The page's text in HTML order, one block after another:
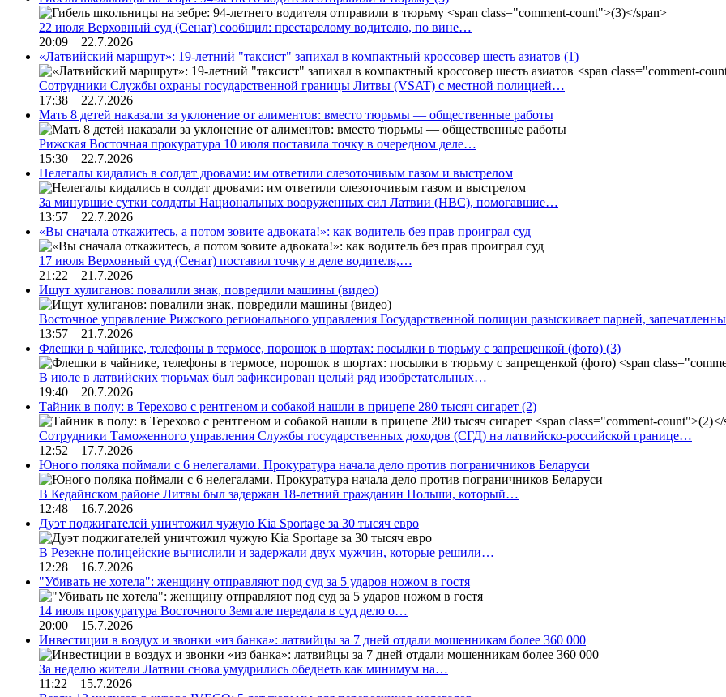
22 июля Верховный суд (Сенат) сообщил: престарелому водителю, по вине…
20:09 22.7.2026
«Латвийский маршрут»: 19-летний "таксист" запихал в компактный кроссовер шесть азиатов (1)
Сотрудники Службы охраны государственной границы Литвы (VSAT) с местной полицией…
17:38 22.7.2026
Мать 8 детей наказали за уклонение от алиментов: вместо тюрьмы — общественные работы
Рижская Восточная прокуратура 10 июля поставила точку в очередном деле…
15:30 22.7.2026
Нелегалы кидались в солдат дровами: им ответили слезоточивым газом и выстрелом
За минувшие сутки солдаты Национальных вооруженных сил Латвии (НВС), помогавшие…
13:57 22.7.2026
«Вы сначала откажитесь, а потом зовите адвоката!»: как водитель без прав проиграл суд
17 июля Верховный суд (Сенат) поставил точку в деле водителя,…
21:22 21.7.2026
Ищут хулиганов: повалили знак, повредили машины (видео)
Восточное управление Рижского регионального управления Государственной полиции разыскивает парней,
13:57 21.7.2026
Флешки в чайнике, телефоны в термосе, порошок в шортах: посылки в тюрьму с запрещенкой (фото) (3)
В июле в латвийских тюрьмах был зафиксирован целый ряд изобретательных…
19:40 20.7.2026
Тайник в полу: в Терехово с рентгеном и собакой нашли в прицепе 280 тысяч сигарет (2)
Сотрудники Таможенного управления Службы государственных доходов (СГД) на латвийско-российской границе…
12:52 17.7.2026
Юного поляка поймали с 6 нелегалами. Прокуратура начала дело против пограничников Беларуси
В Кедайнском районе Литвы был задержан 18-летний гражданин Польши, который…
12:48 16.7.2026
Дуэт поджигателей уничтожил чужую Kia Sportage за 30 тысяч евро
В Резекне полицейские вычислили и задержали двух мужчин, которые решили…
12:28 16.7.2026
"Убивать не хотела": женщину отправляют под суд за 5 ударов ножом в гостя
14 июля прокуратура Восточного Земгале передала в суд дело о…
20:00 15.7.2026
Инвестиции в воздух и звонки «из банка»: латвийцы за 7 дней отдали мошенникам более 360 000
За неделю жители Латвии снова умудрились обеднеть как минимум на…
11:22 15.7.2026